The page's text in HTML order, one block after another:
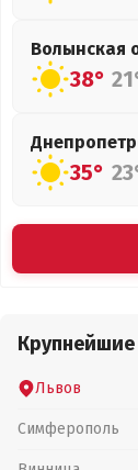
Волынская
38°
35°
Львов
Симферополь